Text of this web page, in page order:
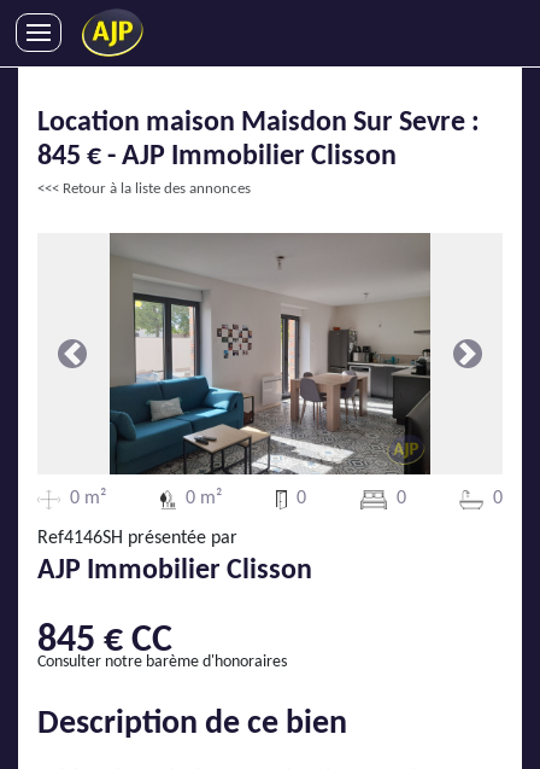
VENTES
LOCATIONS
GESTION LOCATIVE
IMMOBILIER NEUF
LOCATIONS DE VACANCES
ENTREPRISES
DEVENIR FRANCHISÉ
AJP Recrute
AJP Actualités
Service Qualité Clients
Location maison Maisdon Sur Sevre :
845 € - AJP Immobilier Clisson
<<< Retour à la liste des annonces
Précédente Suivante
0 m² 0 m² 0 0 0
Ref4146SH présentée par
AJP Immobilier Clisson
845 € CC
Consulter notre barème d'honoraires
Description de ce bien